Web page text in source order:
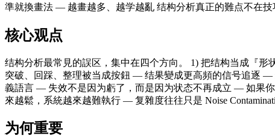
準就換畫法 — 越畫越多、越学越亂 结构分析真正的難点不在
核心观点
结构分析最常見的誤区，集中在四个方向。 1) 把结构当成『
突破、回踩、整理被当成按鈕 — 结果變成更高頻的信号追逐 —
義語言 — 失效不是因为虧了，而是因为状态不再成立 — 如果
來越鬆，系統越來越難執行 — 复雜度往往只是 Noise
为何重要